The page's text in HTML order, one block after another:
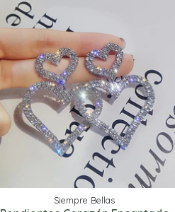
Siempre Bellas